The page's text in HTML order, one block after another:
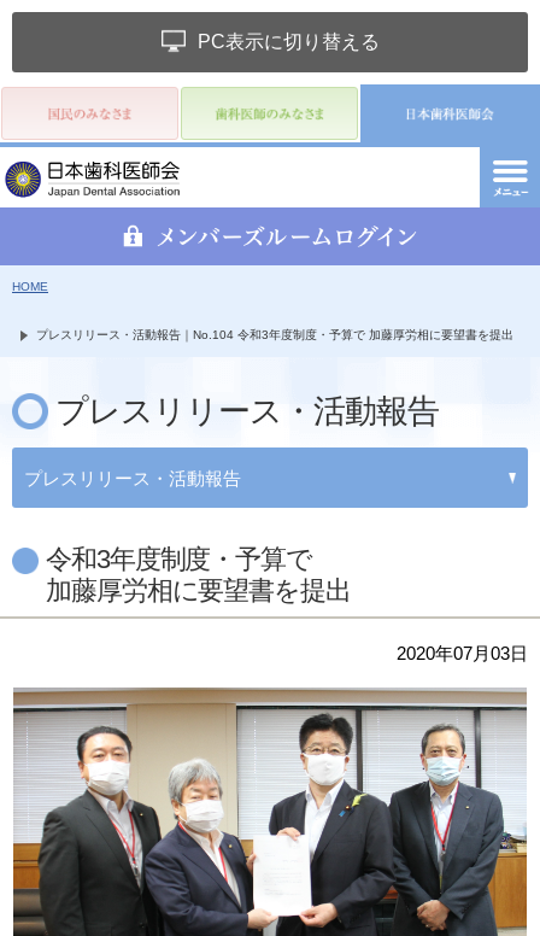
PC表示に切り替える
HOME
プレスリリース・活動報告｜No.104 令和3年度制度・予算で 加藤厚労相に要望書を提出
プレスリリース・活動報告
プレスリリース・活動報告
令和3年度制度・予算で
加藤厚労相に要望書を提出
2020年07月03日